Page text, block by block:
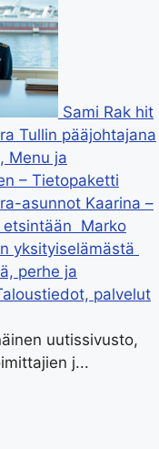
Sami Rak hit
Tullin pääjohtajana
Menu ja
– Tietopaketti
asunnot Kaarina –
Marko
yksityiselämästä
perhe ja
palvelut
uutissivusto,
j...